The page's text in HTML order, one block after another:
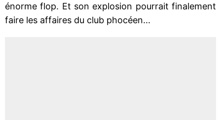
énorme flop. Et son explosion pourrait finalement
faire les affaires du club phocéen...